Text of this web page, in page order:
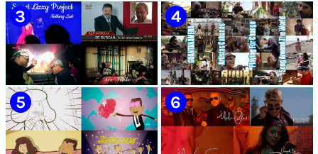
🟡 Chacal - ¨No Volveré¨ -
Videoclip - Dirección: Adrián
Sánchez Ávila
🟡 Adrián Berazaín & Luna
Manzanares - ¨Ya es
después¨ - Videoclip -
Dirección: Lester Hamlet
🟡 Sweet Lizzy Project -
🟡 75 Artistas Cubanos